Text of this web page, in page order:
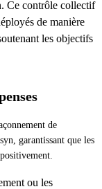
Ce contrôle collectif
de manière
les objectifs
de
garantissant que les
ou les